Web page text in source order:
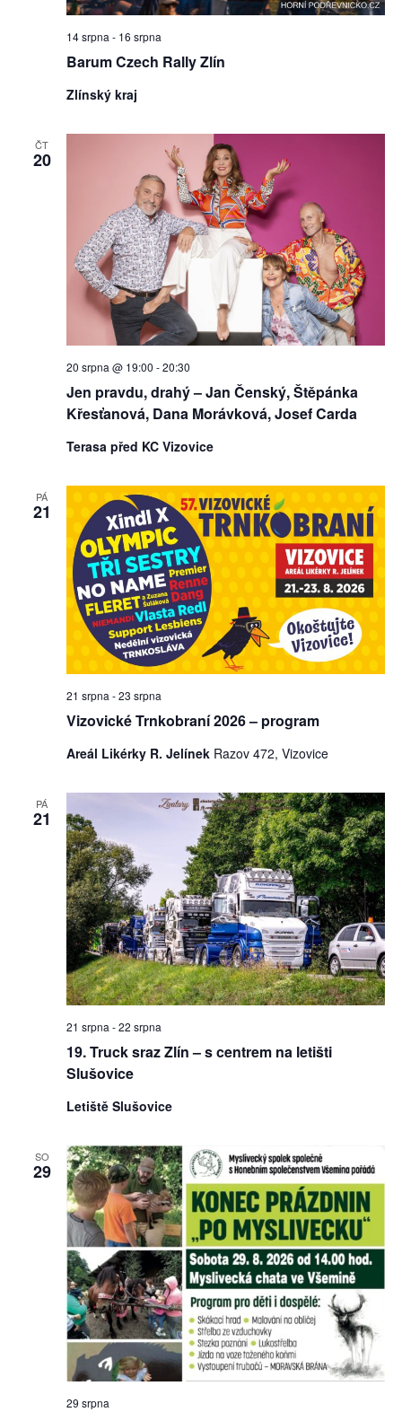
Barum Czech Rally Zlín
14 srpna - 16 srpna
Zlínský kraj
ČT
20
Jen pravdu, drahý – Jan Čenský, Štěpánka
Křesťanová, Dana Morávková, Josef Carda
20 srpna @ 19:00 -20:30
Terasa před KC Vizovice
PÁ
21
Vizovické Trnkobraní 2026 – program
21 srpna -23 srpna
Areál Likérky R. Jelínek Razov 472, Vizovice
PÁ
21
19. Truck sraz Zlín – s centrem na letišti
Slušovice
21 srpna -22 srpna
Letiště Slušovice
SO
29
29 srpna